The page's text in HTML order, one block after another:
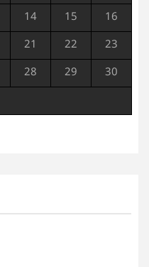
14 15 16
21 22 23
28 29 30